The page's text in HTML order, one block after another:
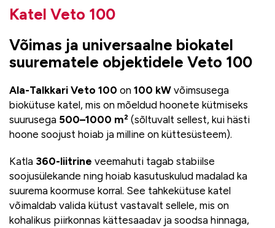
Katel Veto 100
Võimas ja universaalne biokatel
suurematele objektidele Veto 100
Ala-Talkkari Veto 100 on 100 kW võimsusega
biokütuse katel, mis on mõeldud hoonete kütmiseks
suurusega 500–1000 m² (sõltuvalt sellest, kui hästi
hoone soojust hoiab ja milline on küttesüsteem).
Katla 360-liitrine veemahuti tagab stabiilse
soojusülekande ning hoiab kasutuskulud madalad ka
suurema koormuse korral. See tahkekütuse katel
võimaldab valida kütust vastavalt sellele, mis on
kohalikus piirkonnas kättesaadav ja soodsa hinnaga,